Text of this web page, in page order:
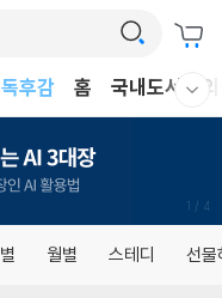
독후감
어린이
홈 국내도서
1 / 4
월별 스테디 선물